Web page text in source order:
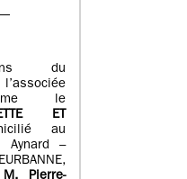
du
le
ET
au
Aynard –